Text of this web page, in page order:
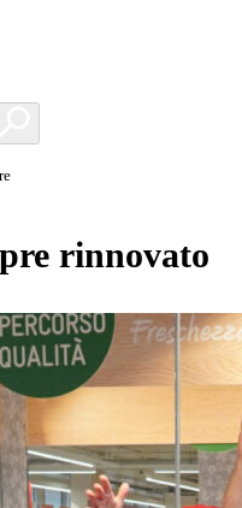
rinnovato